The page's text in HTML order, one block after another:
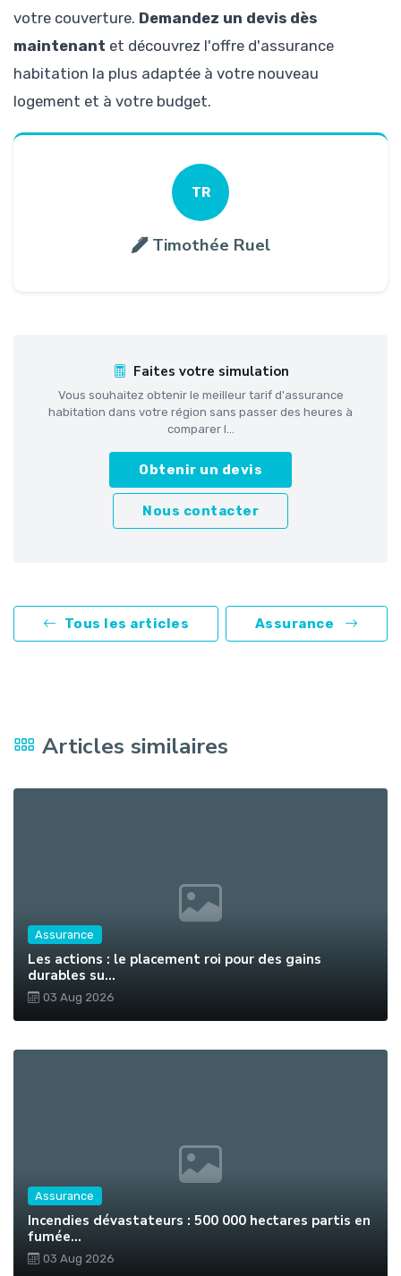
votre couverture. Demandez un devis dès
maintenant et découvrez l'offre d'assurance
habitation la plus adaptée à votre nouveau
logement et à votre budget.
TR
Timothée Ruel
Faites votre simulation
Vous souhaitez obtenir le meilleur tarif d'assurance
habitation dans votre région sans passer des heures à
comparer l...
Obtenir un devis
Nous contacter
Tous les articles Assurance
Articles similaires
Assurance
Les actions : le placement roi pour des gains
durables su...
03 Aug 2026
Assurance
Incendies dévastateurs : 500 000 hectares partis en
fumée...
03 Aug 2026